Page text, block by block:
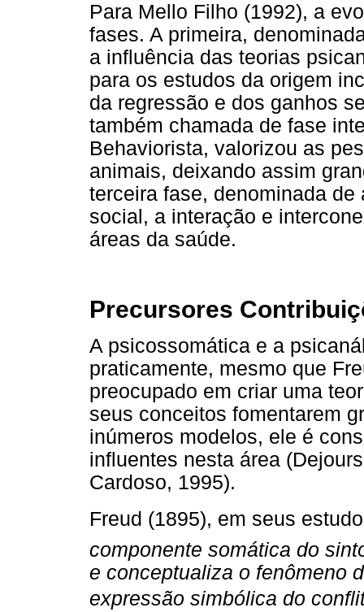
Para Mello Filho (1992), a
fases. A primeira,
a influência das teorias
para os estudos da origem
da regressão e dos ganhos
também chamada de fase
Behaviorista, valorizou as
animais, deixando assim
terceira fase, denominada
social, a interação e
áreas da saúde.
Precursores
A psicossomática e a
praticamente, mesmo que
preocupado em criar uma
seus conceitos fomentarem
inúmeros modelos, ele é
influentes nesta área
Cardoso, 1995).
Freud (1895), em seus
componente somática do
e conceptualiza o fenômeno
expressão simbólica do